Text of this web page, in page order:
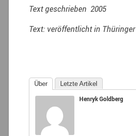
Text geschrieben 2005
Text: veröffentlicht in
Über Letzte Artikel
Henryk Goldberg